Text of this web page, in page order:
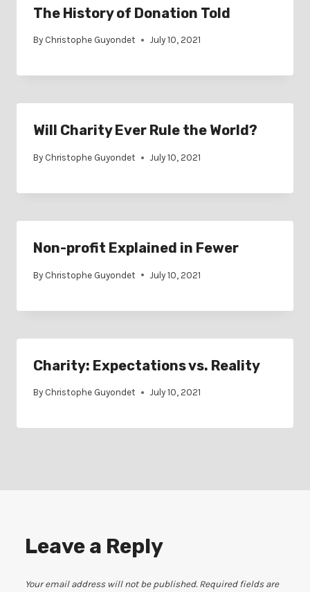
The History of Donation Told
By Christophe Guyondet July 10, 2021
Will Charity Ever Rule the World?
By Christophe Guyondet July 10, 2021
Non-profit Explained in Fewer
By Christophe Guyondet July 10, 2021
Charity: Expectations vs. Reality
By Christophe Guyondet July 10, 2021
Leave a Reply
Your email address will not be published. Required fields are